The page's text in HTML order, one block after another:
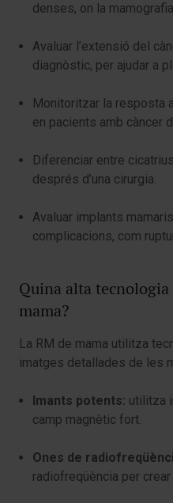
denses, on la
Avaluar l’extensió del
diagnòstic, per ajudar a
Monitoritzar la resposta
en pacients amb càncer
Diferenciar entre
després d’una cirurgia.
Avaluar implants
complicacions, com
Quina alta tecnologia
mama?
La RM de mama utilitza
imatges detallades de les
Imants potents: utilitza
camp magnètic fort.
Ones de
radiofreqüència per